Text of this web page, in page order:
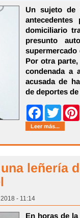
Un sujeto de
antecedentes
domiciliario
presunto
supermercado
Por otra
condenada a
acusada de
de deportes
FacebookTwitter
Leer más...
leñería
- 11:14
En horas de